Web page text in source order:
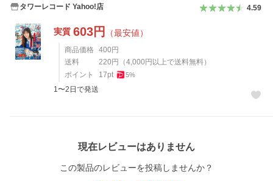
タワーレコード Yahoo!店 4.59
実質 603円 （最安値）
商品価格 400 円
送料
220 円 （4,000 円以上で送料無料）
ポイント
17pt 5%
1〜2日で発送
現在レビューはありません
この製品のレビューを投稿しませんか？